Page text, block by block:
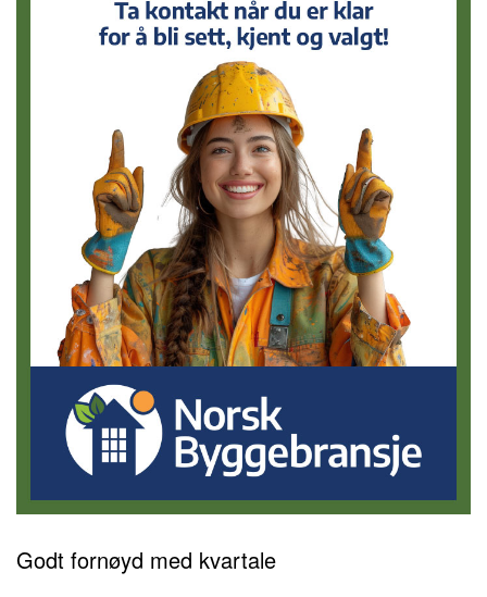
Godt fornøyd med kvartale